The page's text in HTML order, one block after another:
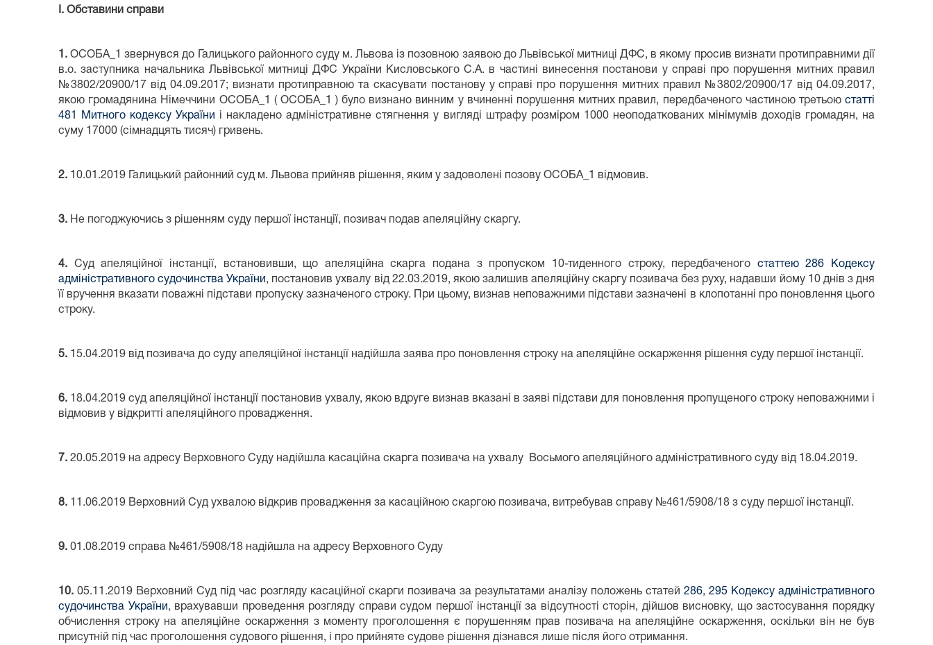
І. Обставини справи
1. ОСОБА_1 звернувся до Галицького районного суду м. Львова із позовною заявою до Львівської митниці ДФС, в якому просив визнати протиправними дії
в.о. заступника начальника Львівської митниці ДФС України Кисловського С.А. в частині винесення постанови у справі про порушення митних правил
№3802/20900/17 від 04.09.2017; визнати протиправною та скасувати постанову у справі про порушення митних правил №3802/20900/17 від 04.09.2017,
якою громадянина Німеччини ОСОБА_1 ( ОСОБА_1 ) було визнано винним у вчиненні порушення митних правил, передбаченого частиною третьою статті
481 Митного кодексу України і накладено адміністративне стягнення у вигляді штрафу розміром 1000 неоподаткованих мінімумів доходів громадян, на
суму 17000 (сімнадцять тисяч) гривень.
2. 10.01.2019 Галицький районний суд м. Львова прийняв рішення, яким у задоволені позову ОСОБА_1 відмовив.
3. Не погоджуючись з рішенням суду першої інстанції, позивач подав апеляційну скаргу.
4. Суд апеляційної інстанції, встановивши, що апеляційна скарга подана з пропуском 10-тиденного строку, передбаченого статтею 286 Кодексу
адміністративного судочинства України, постановив ухвалу від 22.03.2019, якою залишив апеляційну скаргу позивача без руху, надавши йому 10 днів з дня
її вручення вказати поважні підстави пропуску зазначеного строку. При цьому, визнав неповажними підстави зазначені в клопотанні про поновлення цього
строку.
5. 15.04.2019 від позивача до суду апеляційної інстанції надійшла заява про поновлення строку на апеляційне оскарження рішення суду першої інстанції.
6. 18.04.2019 суд апеляційної інстанції постановив ухвалу, якою вдруге визнав вказані в заяві підстави для поновлення пропущеного строку неповажними і
відмовив у відкритті апеляційного провадження.
7. 20.05.2019 на адресу Верховного Суду надійшла касаційна скарга позивача на ухвалу Восьмого апеляційного адміністративного суду від 18.04.2019.
8. 11.06.2019 Верховний Суд ухвалою відкрив провадження за касаційною скаргою позивача, витребував справу №461/5908/18 з суду першої інстанції.
9. 01.08.2019 справа №461/5908/18 надійшла на адресу Верховного Суду
10. 05.11.2019 Верховний Суд під час розгляду касаційної скарги позивача за результатами аналізу положень статей 286, 295 Кодексу адміністративного
судочинства України, врахувавши проведення розгляду справи судом першої інстанції за відсутності сторін, дійшов висновку, що застосування порядку
обчислення строку на апеляційне оскарження з моменту проголошення є порушенням прав позивача на апеляційне оскарження, оскільки він не був
присутній під час проголошення судового рішення, і про прийняте судове рішення дізнався лише після його отримання.